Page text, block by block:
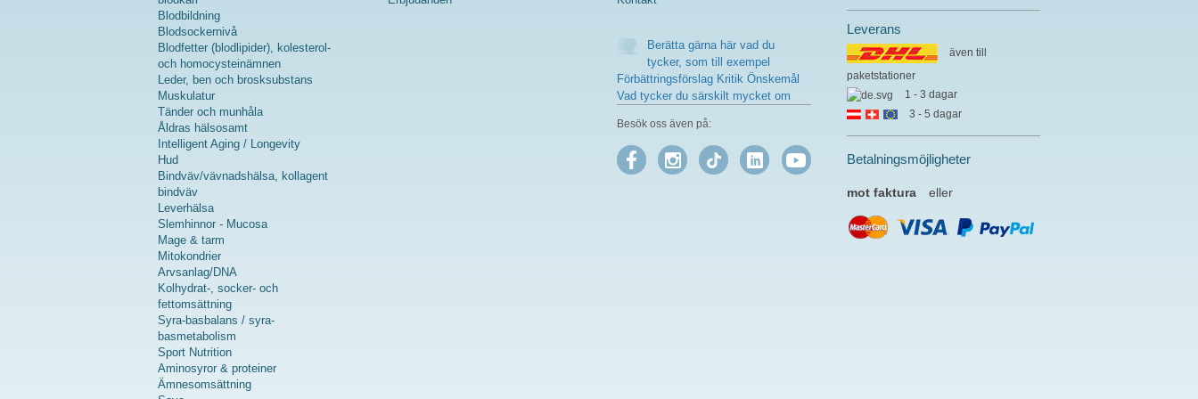
Blodbildning
Blodsockernivå
Blodfetter (blodlipider), kolesterol-
och homocysteinämnen
Leder, ben och brosksubstans
Muskulatur
Tänder och munhåla
Åldras hälsosamt
Intelligent Aging / Longevity
Hud
Bindväv/vävnadshälsa, kollagent
bindväv
Leverhälsa
Slemhinnor - Mucosa
Mage & tarm
Mitokondrier
Arvsanlag/DNA
Kolhydrat-, socker- och
fettomsättning
Syra-basbalans / syra-
basmetabolism
Sport Nutrition
Aminosyror & proteiner
Ämnesomsättning
Berätta gärna här vad du
tycker, som till exempel
Förbättringsförslag Kritik Önskemål
Vad tycker du särskilt mycket om
Besök oss även på:
Leverans
även till
paketstationer
1 - 3 dagar
3 - 5 dagar
Betalningsmöjligheter
mot faktura eller